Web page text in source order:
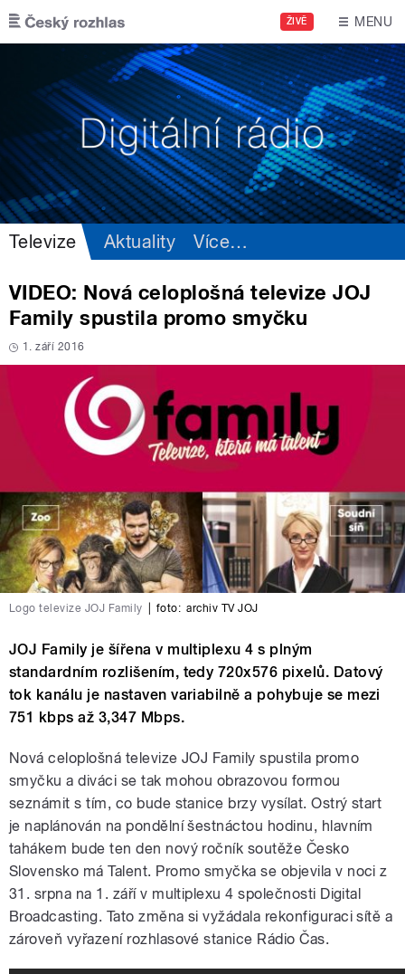
Přejít k hlavnímu obsahu
ŽIVĚ MENU
Televize Aktuality Více…
VIDEO: Nová celoplošná televize JOJ
Family spustila promo smyčku
1. září 2016
Logo televize JOJ Family foto: archiv TV JOJ
JOJ Family je šířena v multiplexu 4 s plným
standardním rozlišením, tedy 720x576 pixelů. Datový
tok kanálu je nastaven variabilně a pohybuje se mezi
751 kbps až 3,347 Mbps.
Nová celoplošná televize JOJ Family spustila promo
smyčku a diváci se tak mohou obrazovou formou
seznámit s tím, co bude stanice brzy vysílat. Ostrý start
je naplánován na pondělní šestnáctou hodinu, hlavním
tahákem bude ten den nový ročník soutěže Česko
Slovensko má Talent. Promo smyčka se objevila v noci z
31. srpna na 1. září v multiplexu 4 společnosti Digital
Broadcasting. Tato změna si vyžádala rekonfiguraci sítě a
zároveň vyřazení rozhlasové stanice Rádio Čas.